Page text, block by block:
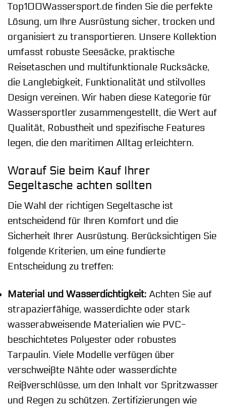
Top100Wassersport.de finden Sie die perfekte
Lösung, um Ihre Ausrüstung sicher, trocken und
organisiert zu transportieren. Unsere Kollektion
umfasst robuste Seesäcke, praktische
Reisetaschen und multifunktionale Rucksäcke,
die Langlebigkeit, Funktionalität und stilvolles
Design vereinen. Wir haben diese Kategorie für
Wassersportler zusammengestellt, die Wert auf
Qualität, Robustheit und spezifische Features
legen, die den maritimen Alltag erleichtern.
Worauf Sie beim Kauf Ihrer
Segeltasche achten sollten
Die Wahl der richtigen Segeltasche ist
entscheidend für Ihren Komfort und die
Sicherheit Ihrer Ausrüstung. Berücksichtigen Sie
folgende Kriterien, um eine fundierte
Entscheidung zu treffen:
Material und Wasserdichtigkeit: Achten Sie auf
strapazierfähige, wasserdichte oder stark
wasserabweisende Materialien wie PVC-
beschichtetes Polyester oder robustes
Tarpaulin. Viele Modelle verfügen über
verschweißte Nähte oder wasserdichte
Reißverschlüsse, um den Inhalt vor Spritzwasser
und Regen zu schützen. Zertifizierungen wie